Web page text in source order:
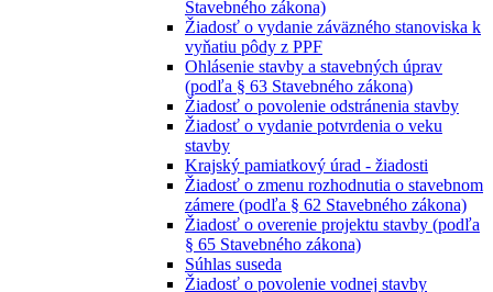
Stavebného zákona)
Žiadosť o vydanie záväzného stanoviska k
vyňatiu pôdy z PPF
Ohlásenie stavby a stavebných úprav
(podľa § 63 Stavebného zákona)
Žiadosť o povolenie odstránenia stavby
Žiadosť o vydanie potvrdenia o veku
stavby
Krajský pamiatkový úrad - žiadosti
Žiadosť o zmenu rozhodnutia o stavebnom
zámere (podľa § 62 Stavebného zákona)
Žiadosť o overenie projektu stavby (podľa
§ 65 Stavebného zákona)
Súhlas suseda
Žiadosť o povolenie vodnej stavby